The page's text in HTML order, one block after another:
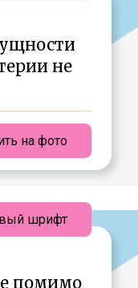
не
на фото
помимо
шрифт